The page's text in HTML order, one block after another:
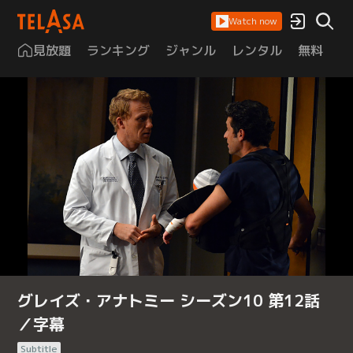
Watch now
見放題 ランキング ジャンル レンタル 無料
グレイズ・アナトミー シーズン10 第12話
／字幕
Subtitle